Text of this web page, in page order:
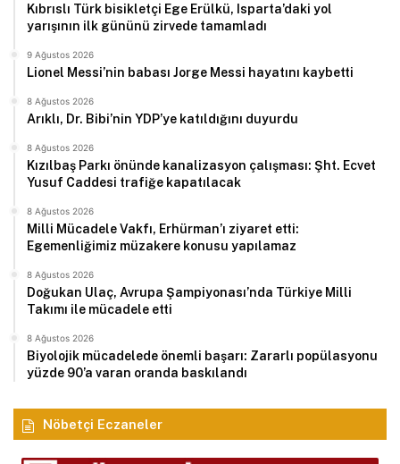
Kıbrıslı Türk bisikletçi Ege Erülkü, Isparta’daki yol
yarışının ilk gününü zirvede tamamladı
9 Ağustos 2026
Lionel Messi’nin babası Jorge Messi hayatını kaybetti
8 Ağustos 2026
Arıklı, Dr. Bibi’nin YDP’ye katıldığını duyurdu
8 Ağustos 2026
Kızılbaş Parkı önünde kanalizasyon çalışması: Şht. Ecvet
Yusuf Caddesi trafiğe kapatılacak
8 Ağustos 2026
Milli Mücadele Vakfı, Erhürman’ı ziyaret etti:
Egemenliğimiz müzakere konusu yapılamaz
8 Ağustos 2026
Doğukan Ulaç, Avrupa Şampiyonası’nda Türkiye Milli
Takımı ile mücadele etti
8 Ağustos 2026
Biyolojik mücadelede önemli başarı: Zararlı popülasyonu
yüzde 90’a varan oranda baskılandı
Nöbetçi Eczaneler